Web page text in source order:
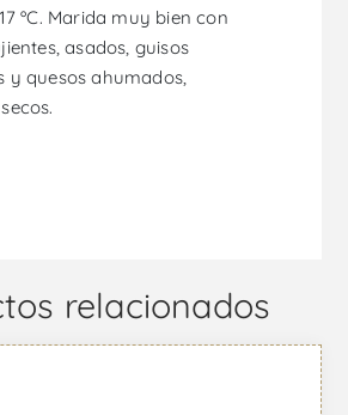
ºC. Marida muy bien con
asados, guisos
y quesos ahumados,
relacionados